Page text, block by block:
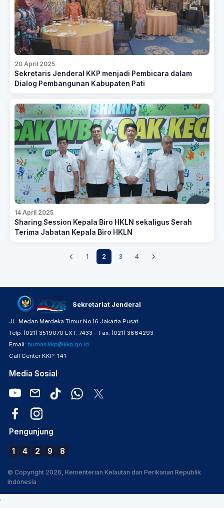
20 April 2025
Sekretaris Jenderal KKP menjadi Pembicara dalam
Dialog Pembangunan Kabupaten Pati
14 April 2025
Sharing Session Kepala Biro HKLN sekaligus Serah
Terima Jabatan Kepala Biro HKLN
1 2 3 4
Sekretariat Jenderal
JL. Medan Merdeka Timur No.16 Jakarta Pusat
Telp. (021) 3519070 EXT. 7433 – Fax. (021) 3864293
Email: humas.kkp@kkp.go.id
Call Center KKP: 141
Media Sosial
Pengunjung
1 4 2 9 8
© Copyright 2026, Kementerian Kelautan dan Perikanan Republik
Indonesia
.